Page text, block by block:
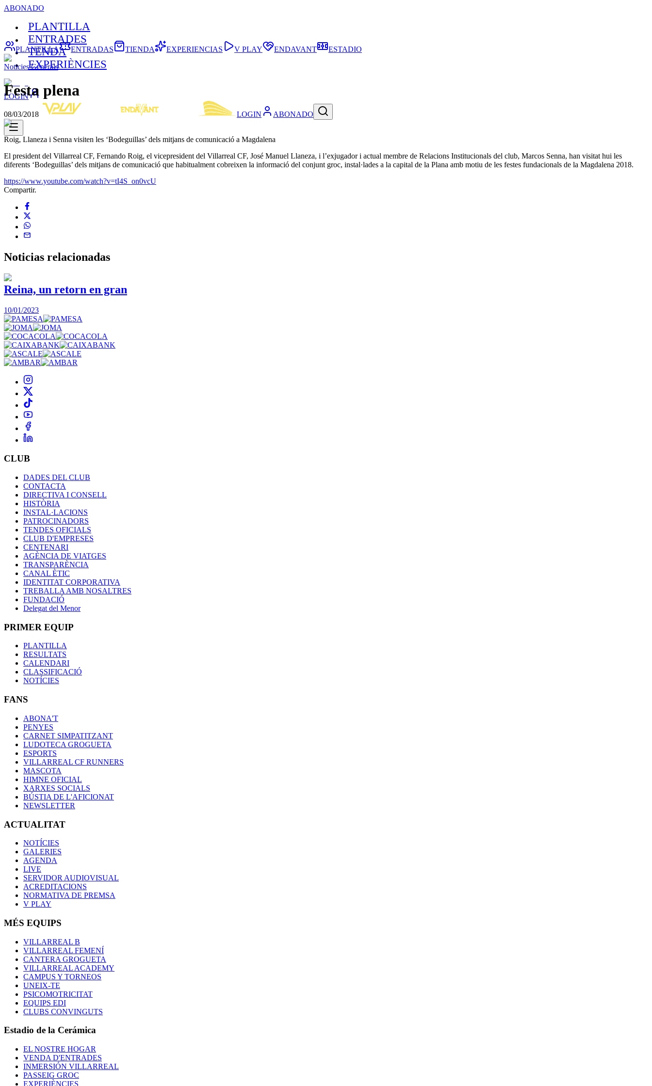
ABONADO
PLANTILLA
ENTRADES
TENDA
EXPERIÈNCIES
LOGIN
LOGIN ABONADO
PLANTILLA ENTRADAS TIENDA EXPERIENCIAS V PLAY ENDAVANT ESTADIO
Noticies Generals
Festa plena
08/03/2018
Roig, Llaneza i Senna visiten les ‘Bodeguillas’ dels mitjans de comunicació a Magdalena
El president del Villarreal CF, Fernando Roig, el vicepresident del Villarreal CF, José Manuel Llaneza, i l’exjugador i actual membre de Relacions Institucionals del club, Marcos Senna, han visitat hui les
diferents ‘Bodeguillas’ dels mitjans de comunicació que habitualment cobreixen la informació del conjunt groc, instal·lades a la capital de la Plana amb motiu de les festes fundacionals de la Magdalena 2018.
https://www.youtube.com/watch?v=tI4S_on0vcU
Compartir.
Noticias relacionadas
Reina, un retorn en gran
10/01/2023
CLUB
DADES DEL CLUB
CONTACTA
DIRECTIVA I CONSELL
HISTÒRIA
INSTAL·LACIONS
PATROCINADORS
TENDES OFICIALS
CLUB D'EMPRESES
CENTENARI
AGÈNCIA DE VIATGES
TRANSPARÈNCIA
CANAL ÈTIC
IDENTITAT CORPORATIVA
TREBALLA AMB NOSALTRES
FUNDACIÓ
Delegat del Menor
PRIMER EQUIP
PLANTILLA
RESULTATS
CALENDARI
CLASSIFICACIÓ
NOTÍCIES
FANS
ABONA'T
PENYES
CARNET SIMPATITZANT
LUDOTECA GROGUETA
ESPORTS
VILLARREAL CF RUNNERS
MASCOTA
HIMNE OFICIAL
XARXES SOCIALS
BÚSTIA DE L'AFICIONAT
NEWSLETTER
ACTUALITAT
NOTÍCIES
GALERIES
AGENDA
LIVE
SERVIDOR AUDIOVISUAL
ACREDITACIONS
NORMATIVA DE PREMSA
V PLAY
MÉS EQUIPS
VILLARREAL B
VILLARREAL FEMENÍ
CANTERA GROGUETA
VILLARREAL ACADEMY
CAMPUS Y TORNEOS
UNEIX-TE
PSICOMOTRICITAT
EQUIPS EDI
CLUBS CONVINGUTS
Estadio de la Cerámica
EL NOSTRE HOGAR
VENDA D'ENTRADES
INMERSIÓN VILLARREAL
PASSEIG GROC
EXPERIÈNCIES